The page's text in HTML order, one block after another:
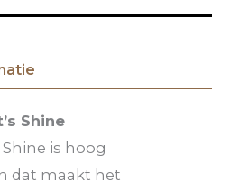
Shine
Shine is hoog
dat maakt het